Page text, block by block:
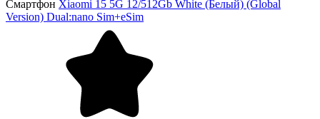
Смартфон Xiaomi 15 5G 12/512Gb White (Белый) (Global
Version) Dual:nano Sim+eSim